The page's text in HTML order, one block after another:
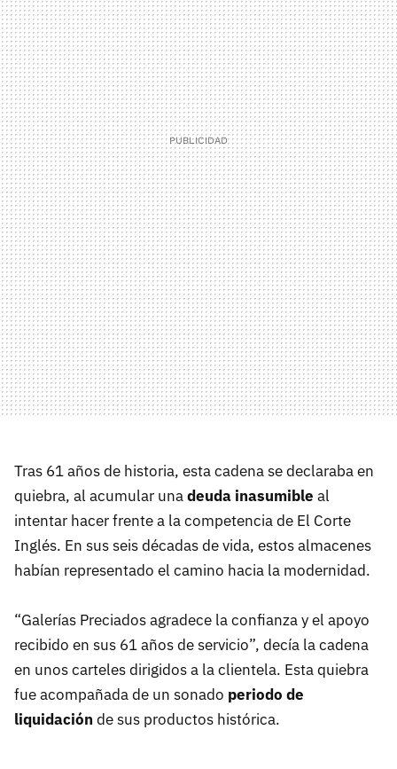
Tras 61 años de historia, esta cadena se declaraba en
quiebra, al acumular unadeuda inasumible al
intentar hacer frente a la competencia de El Corte
Inglés. En sus seis décadas de vida, estos almacenes
habían representado el camino hacia la modernidad.
“Galerías Preciados agradece la confianza y el apoyo
recibido en sus 61 años de servicio”, decía la cadena
en unos carteles dirigidos a la clientela. Esta quiebra
fue acompañada de un sonado periodo de
liquidación de sus productos histórica.